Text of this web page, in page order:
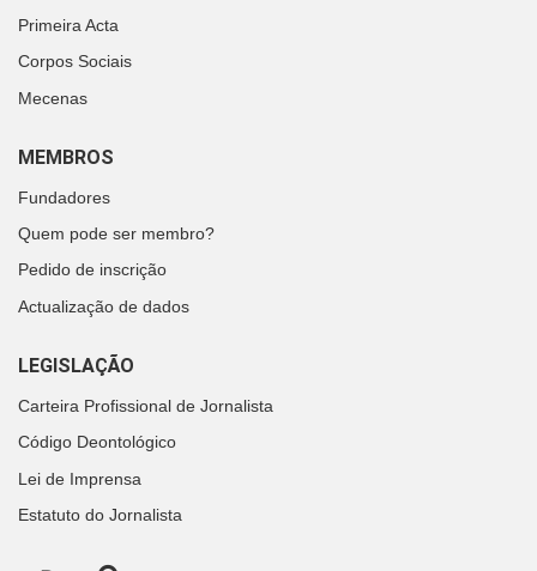
Primeira Acta
Corpos Sociais
Mecenas
MEMBROS
Fundadores
Quem pode ser membro?
Pedido de inscrição
Actualização de dados
LEGISLAÇÃO
Carteira Profissional de Jornalista
Código Deontológico
Lei de Imprensa
Estatuto do Jornalista